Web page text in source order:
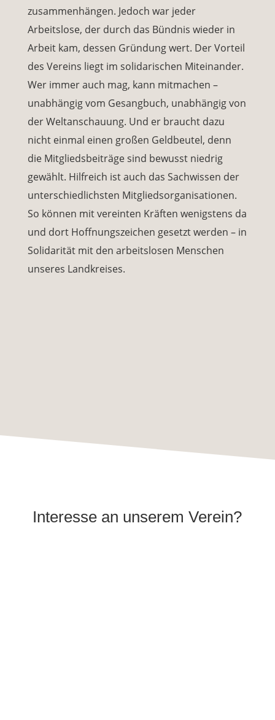
zusammenhängen. Jedoch war jeder
Arbeitslose, der durch das Bündnis wieder in
Arbeit kam, dessen Gründung wert. Der Vorteil
des Vereins liegt im solidarischen Miteinander.
Wer immer auch mag, kann mitmachen –
unabhängig vom Gesangbuch, unabhängig von
der Weltanschauung. Und er braucht dazu
nicht einmal einen großen Geldbeutel, denn
die Mitgliedsbeiträge sind bewusst niedrig
gewählt. Hilfreich ist auch das Sachwissen der
unterschiedlichsten Mitgliedsorganisationen.
So können mit vereinten Kräften wenigstens da
und dort Hoffnungszeichen gesetzt werden – in
Solidarität mit den arbeitslosen Menschen
unseres Landkreises.
Interesse an unserem Verein?